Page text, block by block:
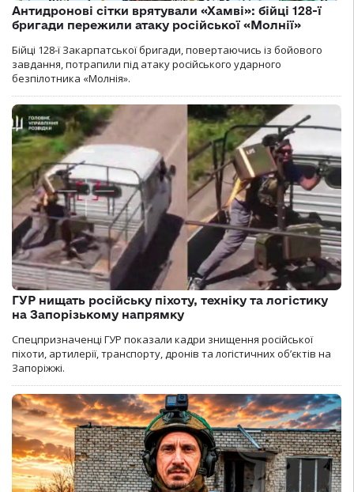
Антидронові сітки врятували «Хамві»: бійці 128-ї
бригади пережили атаку російської «Молнії»
Бійці 128-ї Закарпатської бригади, повертаючись із бойового
завдання, потрапили під атаку російського ударного
безпілотника «Молнія».
ГУР нищать російську піхоту, техніку та логістику
на Запорізькому напрямку
Спецпризначенці ГУР показали кадри знищення російської
піхоти, артилерії, транспорту, дронів та логістичних об’єктів на
Запоріжжі.